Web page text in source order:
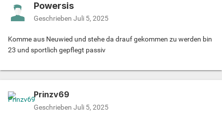
Powersis
Geschrieben Juli 5, 2025
Komme aus Neuwied und stehe da drauf gekommen zu werden bin
23 und sportlich gepflegt passiv
Prinzv69
Geschrieben Juli 5, 2025